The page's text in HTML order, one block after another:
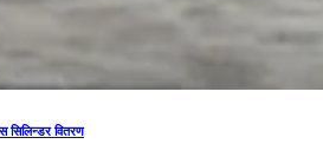
सिलिन्डर वितरण